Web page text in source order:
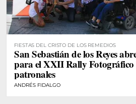
FIESTAS DEL CRISTO DE LOS REMEDIOS
San Sebastián de los Reyes
para el XXII Rally Fotográfico
patronales
ANDRÉS FIDALGO